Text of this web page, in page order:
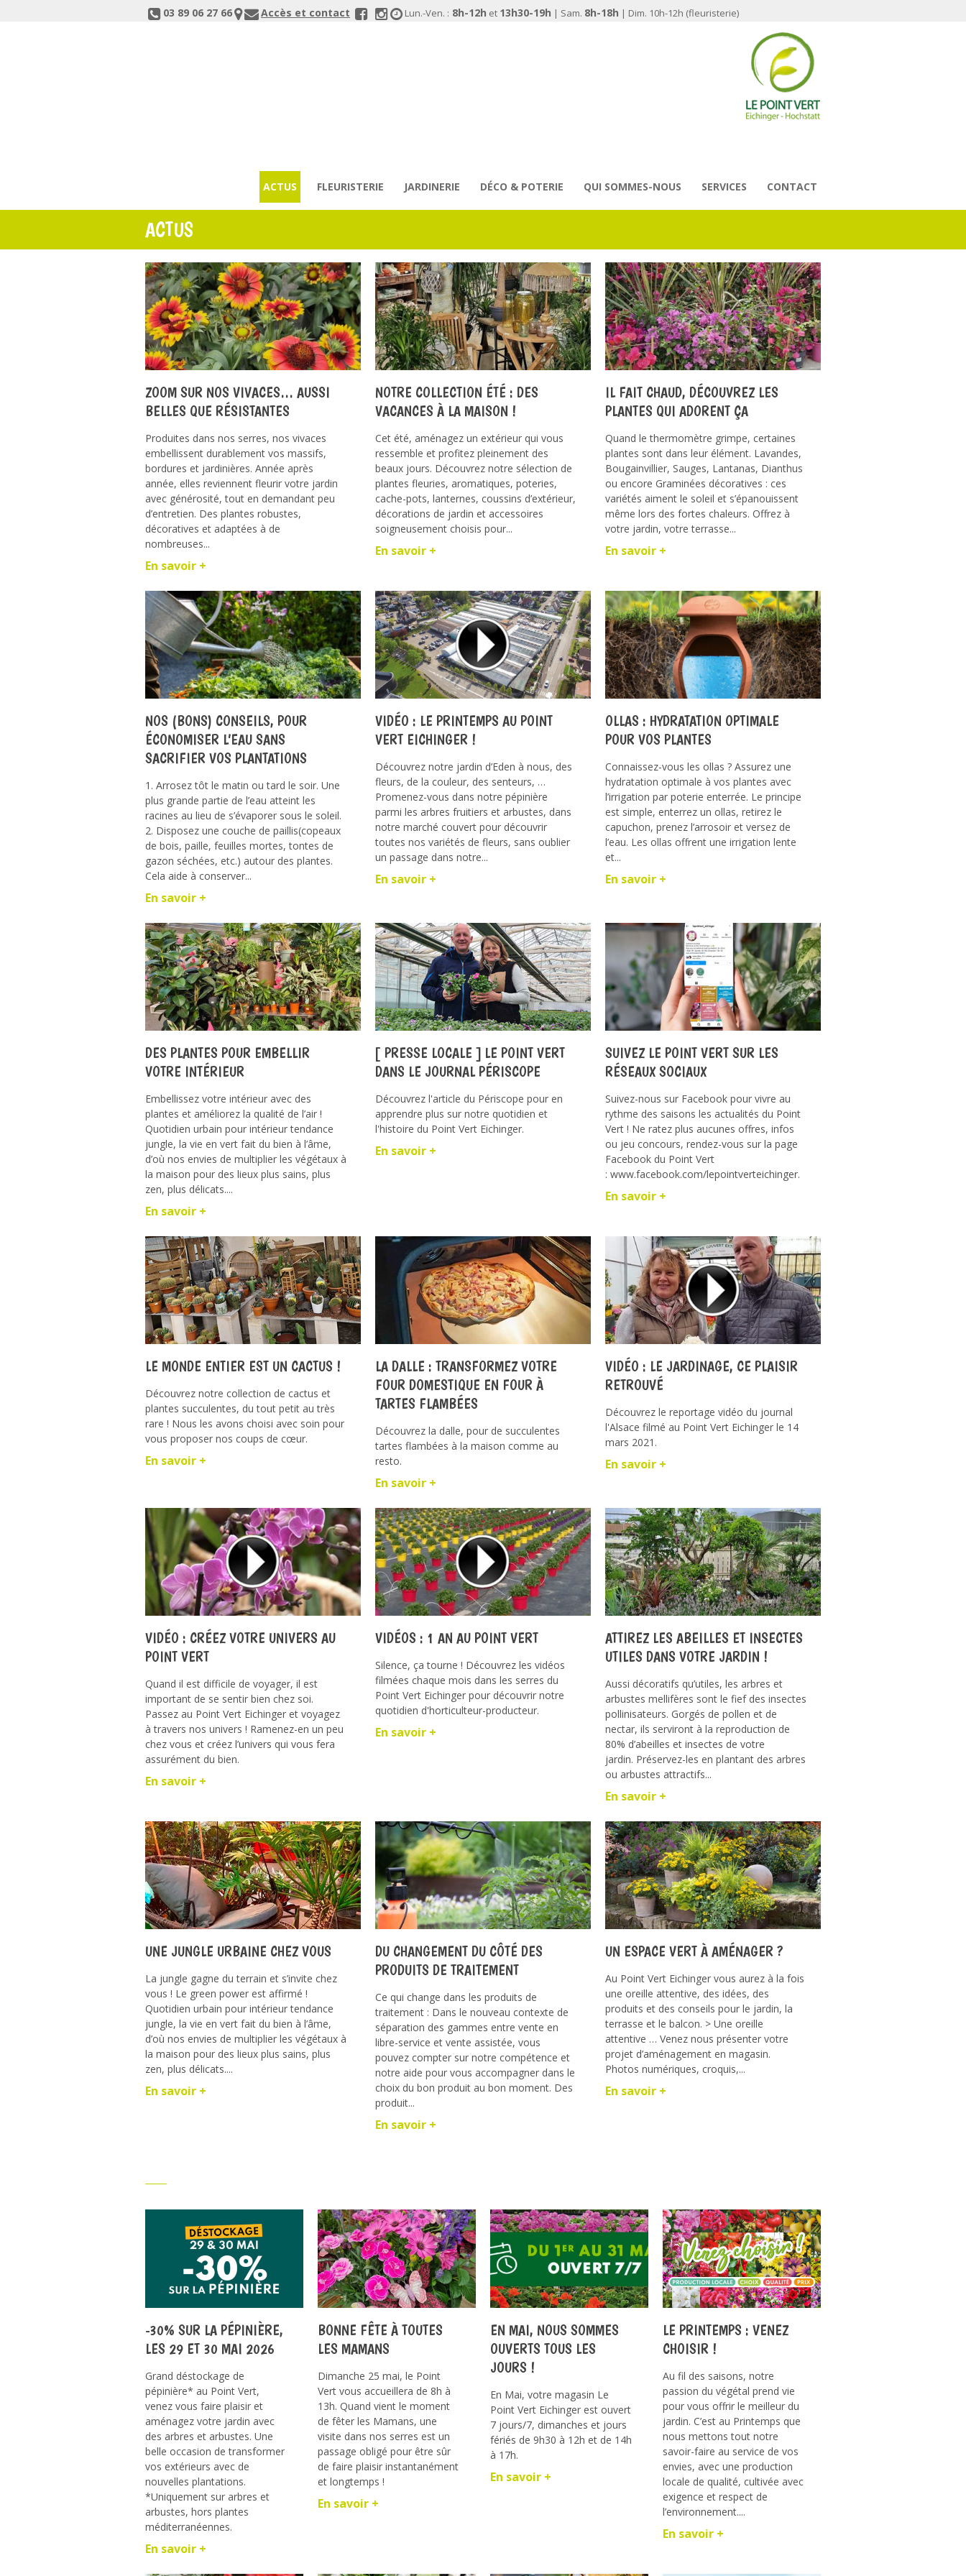
03 89 06 27 66 Accès et contact Lun.-Ven. : 8h-12h et 13h30-19h | Sam. 8h-18h | Dim. 10h-12h (fleuristerie)
ACTUS FLEURISTERIE JARDINERIE DÉCO & POTERIE QUI SOMMES-NOUS SERVICES CONTACT
ACTUS
ZOOM SUR NOS VIVACES… AUSSI
BELLES QUE RÉSISTANTES
Produites dans nos serres, nos vivaces
embellissent durablement vos massifs,
bordures et jardinières. Année après
année, elles reviennent fleurir votre jardin
avec générosité, tout en demandant peu
d’entretien. Des plantes robustes,
décoratives et adaptées à de
nombreuses...
En savoir +
NOTRE COLLECTION ÉTÉ : DES
VACANCES À LA MAISON !
Cet été, aménagez un extérieur qui vous
ressemble et profitez pleinement des
beaux jours. Découvrez notre sélection de
plantes fleuries, aromatiques, poteries,
cache-pots, lanternes, coussins d’extérieur,
décorations de jardin et accessoires
soigneusement choisis pour...
En savoir +
IL FAIT CHAUD, DÉCOUVREZ LES
PLANTES QUI ADORENT ÇA
Quand le thermomètre grimpe, certaines
plantes sont dans leur élément. Lavandes,
Bougainvillier, Sauges, Lantanas, Dianthus
ou encore Graminées décoratives : ces
variétés aiment le soleil et s’épanouissent
même lors des fortes chaleurs. Offrez à
votre jardin, votre terrasse...
En savoir +
NOS (BONS) CONSEILS, POUR
ÉCONOMISER L’EAU SANS
SACRIFIER VOS PLANTATIONS
1. Arrosez tôt le matin ou tard le soir. Une
plus grande partie de l’eau atteint les
racines au lieu de s’évaporer sous le soleil.
2. Disposez une couche de paillis(copeaux
de bois, paille, feuilles mortes, tontes de
gazon séchées, etc.) autour des plantes.
Cela aide à conserver...
En savoir +
VIDÉO : LE PRINTEMPS AU POINT
VERT EICHINGER !
Découvrez notre jardin d’Eden à nous, des
fleurs, de la couleur, des senteurs, …
Promenez-vous dans notre pépinière
parmi les arbres fruitiers et arbustes, dans
notre marché couvert pour découvrir
toutes nos variétés de fleurs, sans oublier
un passage dans notre...
En savoir +
OLLAS : HYDRATATION OPTIMALE
POUR VOS PLANTES
Connaissez-vous les ollas ? Assurez une
hydratation optimale à vos plantes avec
l’irrigation par poterie enterrée. Le principe
est simple, enterrez un ollas, retirez le
capuchon, prenez l’arrosoir et versez de
l’eau. Les ollas offrent une irrigation lente
et...
En savoir +
DES PLANTES POUR EMBELLIR
VOTRE INTÉRIEUR
Embellissez votre intérieur avec des
plantes et améliorez la qualité de l’air !
Quotidien urbain pour intérieur tendance
jungle, la vie en vert fait du bien à l’âme,
d’où nos envies de multiplier les végétaux à
la maison pour des lieux plus sains, plus
zen, plus délicats....
En savoir +
[ PRESSE LOCALE ] LE POINT VERT
DANS LE JOURNAL PÉRISCOPE
Découvrez l'article du Périscope pour en
apprendre plus sur notre quotidien et
l'histoire du Point Vert Eichinger.
En savoir +
SUIVEZ LE POINT VERT SUR LES
RÉSEAUX SOCIAUX
Suivez-nous sur Facebook pour vivre au
rythme des saisons les actualités du Point
Vert ! Ne ratez plus aucunes offres, infos
ou jeu concours, rendez-vous sur la page
Facebook du Point Vert
: www.facebook.com/lepointverteichinger.
En savoir +
LE MONDE ENTIER EST UN CACTUS !
Découvrez notre collection de cactus et
plantes succulentes, du tout petit au très
rare ! Nous les avons choisi avec soin pour
vous proposer nos coups de cœur.
En savoir +
LA DALLE : TRANSFORMEZ VOTRE
FOUR DOMESTIQUE EN FOUR À
TARTES FLAMBÉES
Découvrez la dalle, pour de succulentes
tartes flambées à la maison comme au
resto.
En savoir +
VIDÉO : LE JARDINAGE, CE PLAISIR
RETROUVÉ
Découvrez le reportage vidéo du journal
l'Alsace filmé au Point Vert Eichinger le 14
mars 2021.
En savoir +
VIDÉO : CRÉEZ VOTRE UNIVERS AU
POINT VERT
Quand il est difficile de voyager, il est
important de se sentir bien chez soi.
Passez au Point Vert Eichinger et voyagez
à travers nos univers ! Ramenez-en un peu
chez vous et créez l’univers qui vous fera
assurément du bien.
En savoir +
VIDÉOS : 1 AN AU POINT VERT
Silence, ça tourne ! Découvrez les vidéos
filmées chaque mois dans les serres du
Point Vert Eichinger pour découvrir notre
quotidien d'horticulteur-producteur.
En savoir +
ATTIREZ LES ABEILLES ET INSECTES
UTILES DANS VOTRE JARDIN !
Aussi décoratifs qu’utiles, les arbres et
arbustes mellifères sont le fief des insectes
pollinisateurs. Gorgés de pollen et de
nectar, ils serviront à la reproduction de
80% d’abeilles et insectes de votre
jardin. Préservez-les en plantant des arbres
ou arbustes attractifs...
En savoir +
UNE JUNGLE URBAINE CHEZ VOUS
La jungle gagne du terrain et s’invite chez
vous ! Le green power est affirmé !
Quotidien urbain pour intérieur tendance
jungle, la vie en vert fait du bien à l’âme,
d’où nos envies de multiplier les végétaux à
la maison pour des lieux plus sains, plus
zen, plus délicats....
En savoir +
DU CHANGEMENT DU CÔTÉ DES
PRODUITS DE TRAITEMENT
Ce qui change dans les produits de
traitement : Dans le nouveau contexte de
séparation des gammes entre vente en
libre-service et vente assistée, vous
pouvez compter sur notre compétence et
notre aide pour vous accompagner dans le
choix du bon produit au bon moment. Des
produit...
En savoir +
UN ESPACE VERT À AMÉNAGER ?
Au Point Vert Eichinger vous aurez à la fois
une oreille attentive, des idées, des
produits et des conseils pour le jardin, la
terrasse et le balcon. > Une oreille
attentive … Venez nous présenter votre
projet d’aménagement en magasin.
Photos numériques, croquis,...
En savoir +
-30% SUR LA PÉPINIÈRE,
LES 29 ET 30 MAI 2026
Grand déstockage de
pépinière* au Point Vert,
venez vous faire plaisir et
aménagez votre jardin avec
des arbres et arbustes. Une
belle occasion de transformer
vos extérieurs avec de
nouvelles plantations.
*Uniquement sur arbres et
arbustes, hors plantes
méditerranéennes.
En savoir +
BONNE FÊTE À TOUTES
LES MAMANS
Dimanche 25 mai, le Point
Vert vous accueillera de 8h à
13h. Quand vient le moment
de fêter les Mamans, une
visite dans nos serres est un
passage obligé pour être sûr
de faire plaisir instantanément
et longtemps !
En savoir +
EN MAI, NOUS SOMMES
OUVERTS TOUS LES
JOURS !
En Mai, votre magasin Le
Point Vert Eichinger est ouvert
7 jours/7, dimanches et jours
fériés de 9h30 à 12h et de 14h
à 17h.
En savoir +
LE PRINTEMPS : VENEZ
CHOISIR !
Au fil des saisons, notre
passion du végétal prend vie
pour vous offrir le meilleur du
jardin. C’est au Printemps que
nous mettons tout notre
savoir-faire au service de vos
envies, avec une production
locale de qualité, cultivée avec
exigence et respect de
l’environnement....
En savoir +